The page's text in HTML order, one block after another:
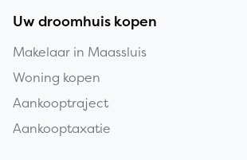
Uw droomhuis kopen
Makelaar in Maassluis
Woning kopen
Aankooptraject
Aankooptaxatie